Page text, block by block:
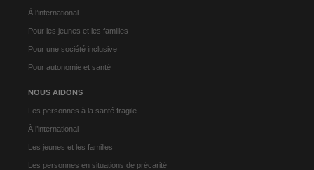
À l’international
Pour les jeunes et les familles
Pour une société inclusive
Pour autonomie et santé
NOUS AIDONS
Les personnes à la santé fragile
À l’international
Les jeunes et les familles
Les personnes en situations de précarité